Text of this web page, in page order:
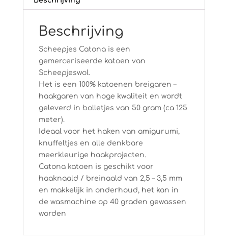
Beschrijving
Scheepjes Catona is een
gemerceriseerde katoen van
Scheepjeswol.
Het is een 100% katoenen breigaren –
haakgaren van hoge kwaliteit en wordt
geleverd in bolletjes van 50 gram (ca 125
meter).
Ideaal voor het haken van amigurumi,
knuffeltjes en alle denkbare
meerkleurige haakprojecten.
Catona katoen is geschikt voor
haaknaald / breinaald van 2,5 – 3,5 mm
en makkelijk in onderhoud, het kan in
de wasmachine op 40 graden gewassen
worden